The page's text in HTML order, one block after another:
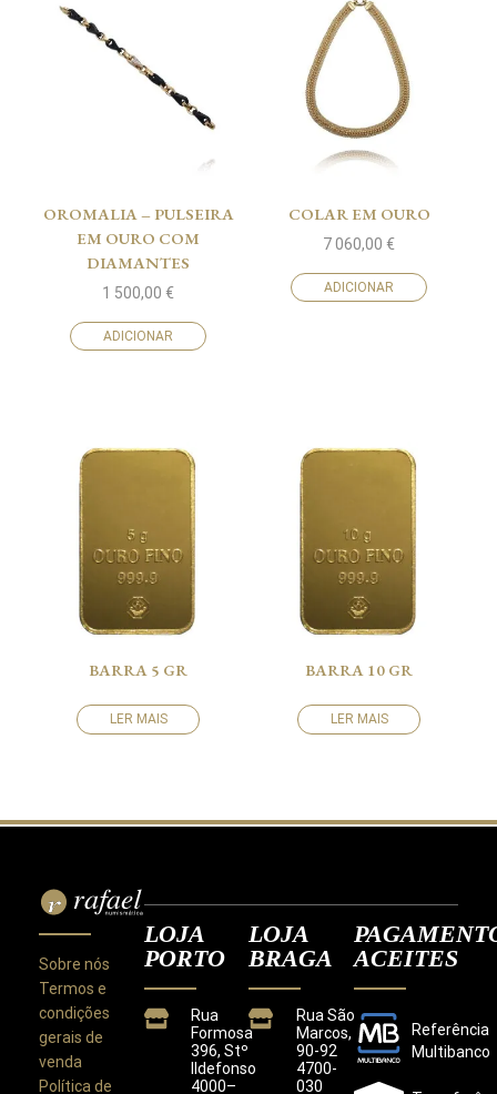
OROMALIA – PULSEIRA
EM OURO COM
DIAMANTES
1 500,00 €
ADICIONAR
COLAR EM OURO
7 060,00 €
ADICIONAR
BARRA 5 GR
LER MAIS
BARRA 10 GR
LER MAIS
Sobre nós
Termos e
condições
gerais de
venda
Política de
LOJA
PORTO
Rua
Formosa
396, Stº
Ildefonso
4000–
LOJA
BRAGA
Rua São
Marcos,
90-92
4700-
030
ACEITES
Referência
Multibanco